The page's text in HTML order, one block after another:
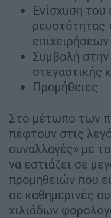
Ενίσχυση του
ρευστότητας
επιχειρήσεων
Συμβολή
στεγαστικής
Προμήθειες
Στο μέτωπο των
πέφτουν στις
συναλλαγές» με
να εστιάζει σε
προμηθειών που
σε καθημερινές
χιλιάδων